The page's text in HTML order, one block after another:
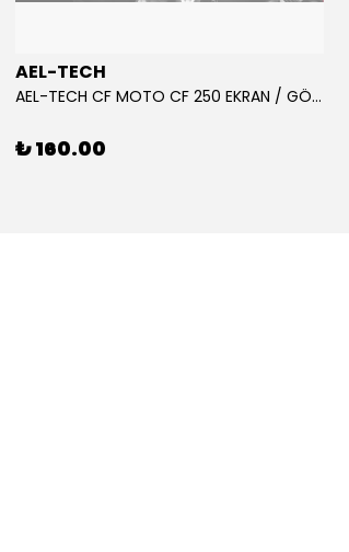
AEL-TECH
AEL-TECH CF MOTO CF 250 EKRAN / GÖSTERGE KORUYUCU 2020-2022
₺ 160.00